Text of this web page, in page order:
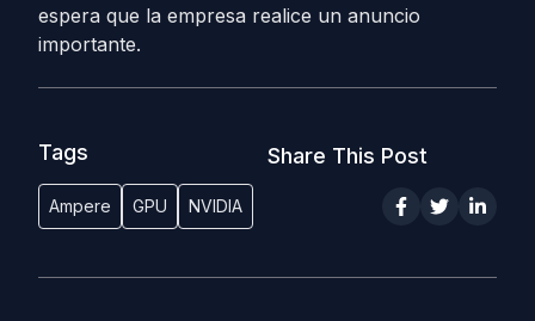
espera que la empresa realice un anuncio
importante.
Tags
Ampere GPU NVIDIA
Share This Post